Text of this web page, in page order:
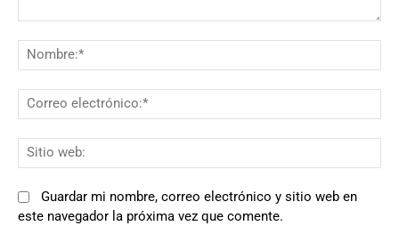
Guardar mi nombre, correo electrónico y sitio web en
este navegador la próxima vez que comente.